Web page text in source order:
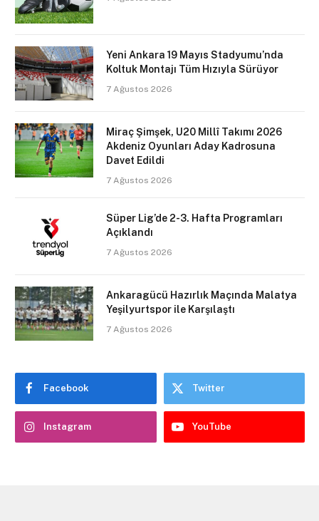
Yeni Ankara 19 Mayıs Stadyumu’nda
Koltuk Montajı Tüm Hızıyla Sürüyor
7 Ağustos 2026
Miraç Şimşek, U20 Millî Takımı 2026
Akdeniz Oyunları Aday Kadrosuna
Davet Edildi
7 Ağustos 2026
Süper Lig’de 2-3. Hafta Programları
Açıklandı
7 Ağustos 2026
Ankaragücü Hazırlık Maçında Malatya
Yeşilyurtspor ile Karşılaştı
7 Ağustos 2026
Facebook Twitter
Instagram YouTube